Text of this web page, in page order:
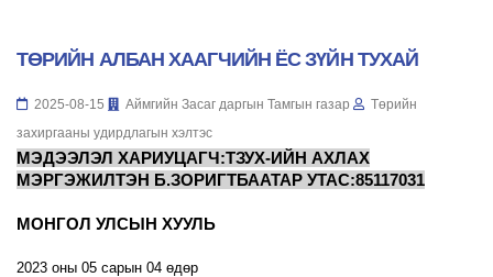
ТӨРИЙН АЛБАН ХААГЧИЙН ЁС ЗҮЙН ТУХАЙ
2025-08-15 Аймгийн Засаг даргын Тамгын газар
Төрийн
захиргааны удирдлагын хэлтэс
МЭДЭЭЛЭЛ ХАРИУЦАГЧ:ТЗУХ-ИЙН АХЛАХ
МЭРГЭЖИЛТЭН Б.ЗОРИГТБААТАР УТАС:85117031
МОНГОЛ УЛСЫН ХУУЛЬ
2023 оны 05 сарын 04 өдөр